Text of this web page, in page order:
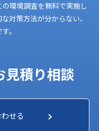
環境調査を無料で実施し
対策方法が分からない、
。
見積り相談
せる